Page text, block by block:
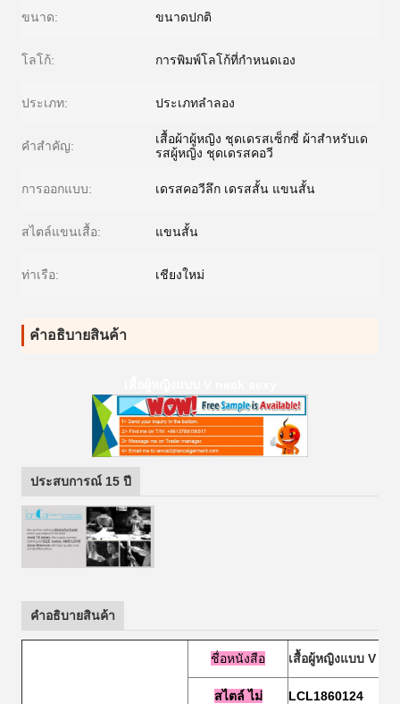
ขนาด: ขนาดปกติ
โลโก้: การพิมพ์โลโก้ที่กำหนดเอง
ประเภท: ประเภทลำลอง
คําสําคัญ:
เสื้อผ้าผู้หญิง ชุดเดรสเซ็กซี่ ผ้าสำหรับเด
รสผู้หญิง ชุดเดรสคอวี
การออกแบบ: เดรสคอวีลึก เดรสสั้น แขนสั้น
สไตล์แขนเสื้อ: แขนสั้น
ท่าเรือ: เชียงใหม่
คําอธิบายสินค้า
ประสบการณ์ 15 ปี
คําอธิบายสินค้า
ชื่อหนังสือ เสื้อผู้หญิงแบบ V
สไตล์ ไม่ LCL1860124